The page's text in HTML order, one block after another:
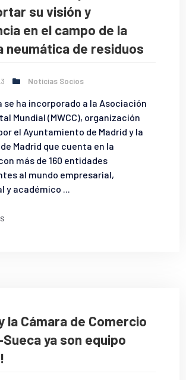
su visión y
en el campo de la
neumática de residuos
Noticias Socios
se ha incorporado a la Asociación
Mundial (MWCC), organización
el Ayuntamiento de Madrid y la
Madrid que cuenta en la
más de 160 entidades
al mundo empresarial,
y académico ...
la Cámara de Comercio
ya son equipo